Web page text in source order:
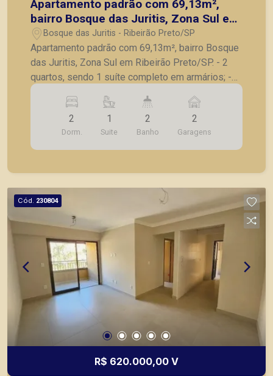
Apartamento padrão com 69,13m²,
bairro Bosque das Juritis, Zona Sul em
Ribeirão Preto/SP.
Bosque das Juritis - Ribeirão Preto/SP
Apartamento padrão com 69,13m², bairro Bosque
das Juritis, Zona Sul em Ribeirão Preto/SP. - 2
quartos, sendo 1 suíte completo em armários; -
Banheiro social; - Sala para 2 ambientes; -
Sacada; - Cozinha planejada; - Lavanderia; - 2
vagas de garagem. Também temos imóveis no
Jardim Olhos d´Água, Nova Aliança, Jardim Irajá,
Bosque das Juritis, casas e apartamentos
2
Dorm.
1
Suite
2
Banho
2
Garagens
Cód. 230804
R$ 620.000,00 V